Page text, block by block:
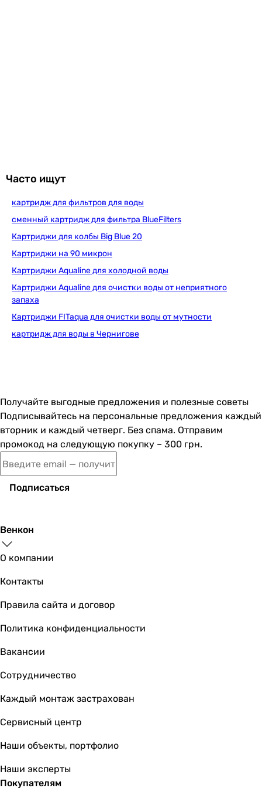
Ecosoft Standard без минерализатора
1 850
Ecosoft
1 883грн
399грн
1 630грн
Часто ищут
картридж для фильтров для воды
сменный картридж для фильтра BlueFilters
Картриджи для колбы Big Blue 20
Картриджи на 90 микрон
Картриджи Aqualine для холодной воды
Картриджи Aqualine для очистки воды от неприятного
запаха
Картриджи FITaqua для очистки воды от мутности
картридж для воды в Чернигове
Получайте выгодные предложения и полезные советы
Подписывайтесь на персональные предложения каждый
вторник и каждый четверг. Без спама. Отправим
промокод на следующую покупку – 300 грн.
Подписаться
Венкон
О компании
Контакты
Правила сайта и договор
Политика конфиденциальности
Вакансии
Сотрудничество
Каждый монтаж застрахован
Сервисный центр
Наши объекты, портфолио
Наши эксперты
Покупателям